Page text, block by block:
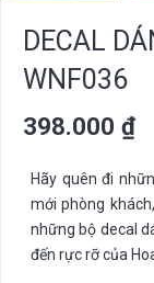
DECAL
WNF036
398.000 ₫
Hãy quên đi
mới phòng
những bộ decal
đến rực rỡ của